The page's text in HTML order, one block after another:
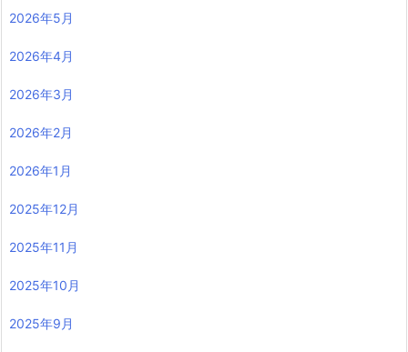
2026年5月
2026年4月
2026年3月
2026年2月
2026年1月
2025年12月
2025年11月
2025年10月
2025年9月